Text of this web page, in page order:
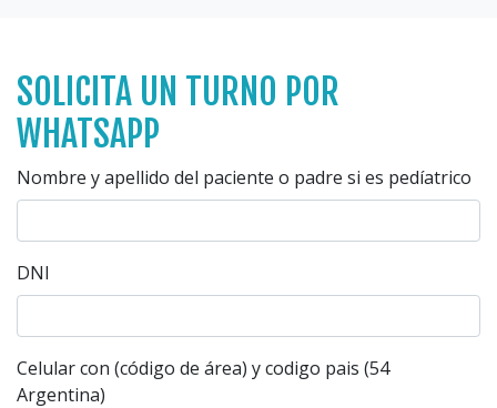
SOLICITA UN TURNO POR
WHATSAPP
Nombre y apellido del paciente o padre si es pedíatrico
DNI
Celular con (código de área) y codigo pais (54
Argentina)